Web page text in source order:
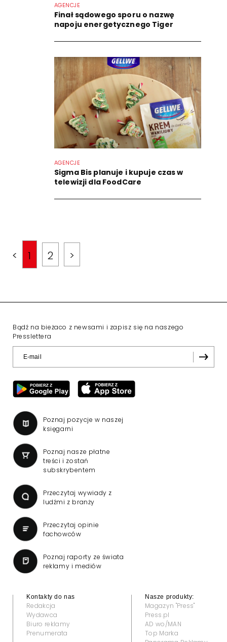
AGENCJE
Finał sądowego sporu o nazwę
napoju energetycznego Tiger
AGENCJE
Sigma Bis planuje i kupuje czas w
telewizji dla FoodCare
< 1 2 >
Bądź na bieżaco z newsami i zapisz się na naszego
Presslettera
Poznaj pozycje w naszej
księgarni
Poznaj nasze płatne
treści i zostań
subskrybentem
Przeczytaj wywiady z
ludźmi z branży
Przeczytaj opinie
fachowców
Poznaj raporty ze świata
reklamy i mediów
Kontakty do nas
Redakcja
Wydawca
Biuro reklamy
Prenumerata
Nasze produkty:
Magazyn "Press"
Press.pl
AD wo/MAN
Top Marka